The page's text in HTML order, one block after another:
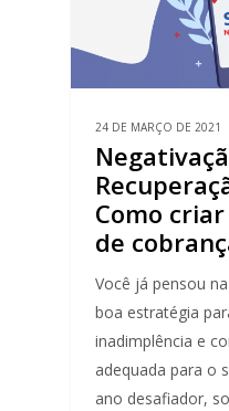
24 DE MARÇO DE 2021
Como
de
Você já pensou
boa estratégia
inadimplência e
adequada para o
ano desafiador,